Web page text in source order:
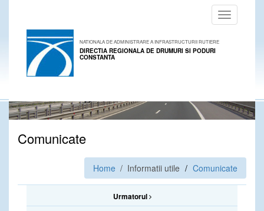
Toggle
navigation
NATIONALA DE ADMINISTRARE A INFRASTRUCTURII RUTIERE
DIRECTIA REGIONALA DE DRUMURI SI PODURI
CONSTANTA
Comunicate
Home / Informatii utile Comunicate
Urmatorul